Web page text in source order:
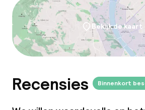
Bekijk de kaart
Recensies Binnenkort